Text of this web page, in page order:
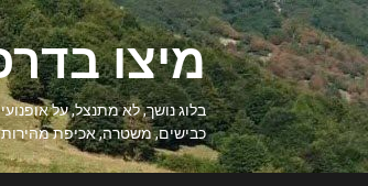
Skip
to
content
מיצו
בלוג נושך, לא מתנצל, על
כבישים, משטרה, אכיפת מהירות